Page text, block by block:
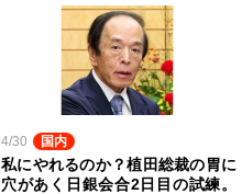
4/30 国内
私にやれるのか？植田総裁の胃に
穴があく日銀会合2日目の試練。